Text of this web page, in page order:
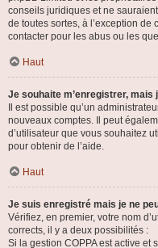
conseils juridiques et ne
de toutes sortes, à l’exception
contacter pour les abus ou les
Haut
Je souhaite m’enregistrer, mais
Il est possible qu’un
nouveaux comptes. Il peut
d’utilisateur que vous souhaitez
pour obtenir de l’aide.
Haut
Je suis enregistré mais je ne
Vérifiez, en premier, votre nom
corrects, il y a deux possibilités :
Si la gestion COPPA est active